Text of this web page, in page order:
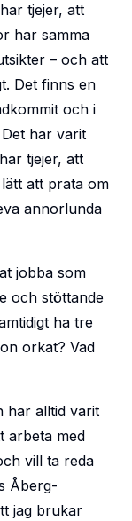
tjejer, att
har samma
– och att
Det finns en
och i
har varit
tjejer, att
att prata om
annorlunda
jobba som
och stöttande
ha tre
orkat? Vad
har alltid varit
arbeta med
vill ta reda
Åberg-
jag brukar